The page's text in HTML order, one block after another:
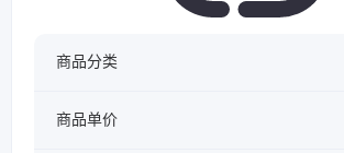
商品分类
商品单价